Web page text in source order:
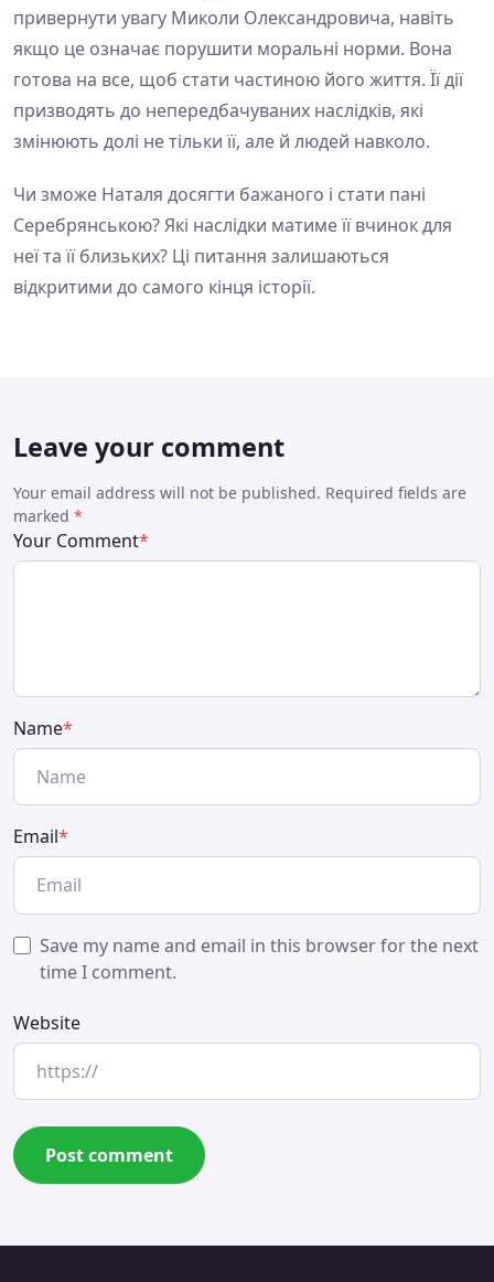
привернути увагу Миколи Олександровича, навіть
якщо це означає порушити моральні норми. Вона
готова на все, щоб стати частиною його життя. Її дії
призводять до непередбачуваних наслідків, які
змінюють долі не тільки її, але й людей навколо.
Чи зможе Наталя досягти бажаного і стати пані
Серебрянською? Які наслідки матиме її вчинок для
неї та її близьких? Ці питання залишаються
відкритими до самого кінця історії.
Leave your comment
Your email address will not be published. Required fields are
marked *
Your Comment*
Name*
Email*
Save my name and email in this browser for the next
time I comment.
Website